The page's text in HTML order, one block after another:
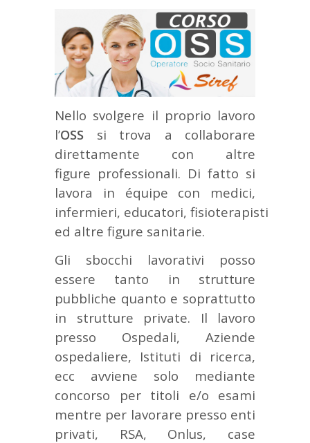
Nello svolgere il proprio lavoro
l’OSS si trova a collaborare
direttamente con altre
figure professionali. Di fatto si
lavora in équipe con medici,
infermieri, educatori, fisioterapisti
ed altre figure sanitarie.
Gli sbocchi lavorativi posso
essere tanto in strutture
pubbliche quanto e soprattutto
in strutture private. Il lavoro
presso Ospedali, Aziende
ospedaliere, Istituti di ricerca,
ecc avviene solo mediante
concorso per titoli e/o esami
mentre per lavorare presso enti
privati, RSA, Onlus, case